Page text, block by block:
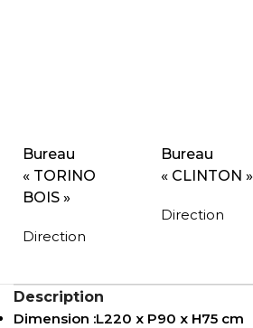
Bureau
« TORINO
BOIS »
Direction
Bureau
« CLINTON »
Direction
Description
Dimension :L220 x P90 x H75 cm